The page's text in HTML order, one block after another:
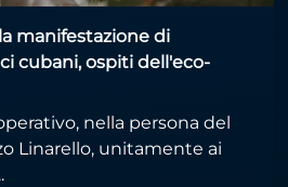
manifestazione di
cubani, ospiti dell'eco-
nella persona del
Linarello, unitamente ai